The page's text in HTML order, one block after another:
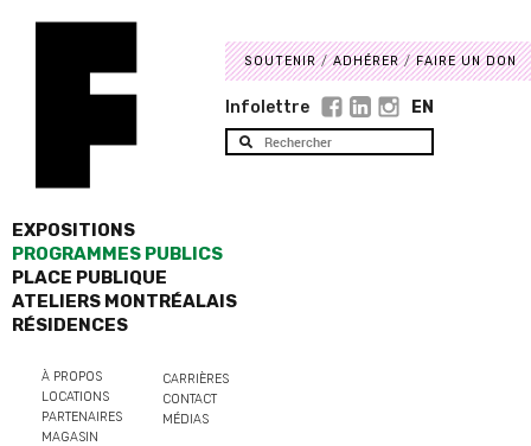
EXPOSITIONS
PROGRAMMES PUBLICS
PLACE PUBLIQUE
ATELIERS MONTRÉALAIS
RÉSIDENCES
À PROPOS
LOCATIONS
PARTENAIRES
MAGASIN
CARRIÈRES
CONTACT
MÉDIAS
SOUTENIR ADHÉRER FAIRE UN DON
Infolettre EN